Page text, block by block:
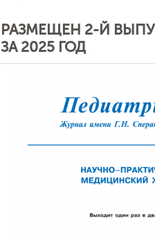
РАЗМЕЩЕН 2-Й
ЗА 2025 ГОД